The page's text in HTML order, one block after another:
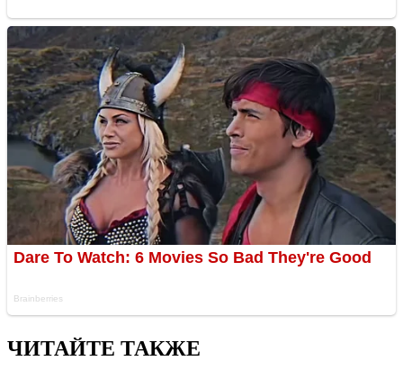
ЧИТАЙТЕ ТАКЖЕ